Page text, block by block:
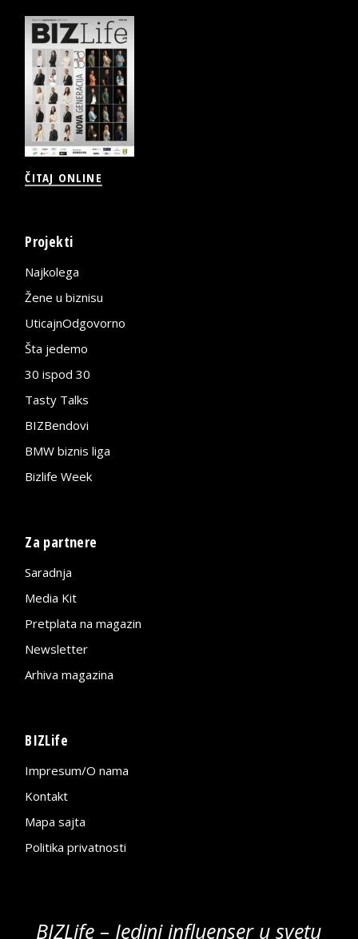
ČITAJ ONLINE
Projekti
Najkolega
Žene u biznisu
UticajnOdgovorno
Šta jedemo
30 ispod 30
Tasty Talks
BIZBendovi
BMW biznis liga
Bizlife Week
Za partnere
Saradnja
Media Kit
Pretplata na magazin
Newsletter
Arhiva magazina
BIZLife
Impresum/O nama
Kontakt
Mapa sajta
Politika privatnosti
BIZLife – Jedini influenser u svetu